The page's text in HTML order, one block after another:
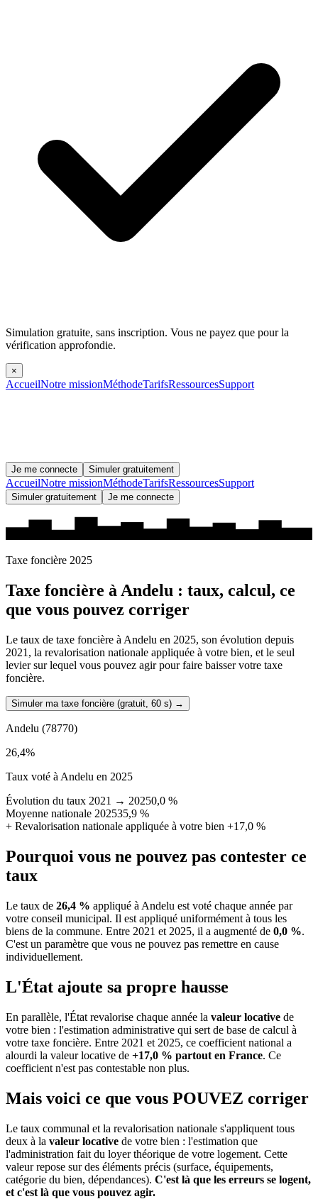
Simulation gratuite, sans inscription. Vous ne payez que pour la
vérification approfondie.
×
AccueilNotre missionMéthodeTarifsRessourcesSupport
Je me connecte Simuler gratuitement
AccueilNotre missionMéthodeTarifsRessourcesSupport
Simuler gratuitement Je me connecte
Taxe foncière 2025
Taxe foncière àAndelu : taux, calcul, ce
que vous pouvez corriger
Le taux de taxe foncière à Andelu en 2025, son évolution depuis
2021, la revalorisation nationale appliquée à votre bien, et le seul
levier sur lequel vous pouvez agir pour faire baisser votre taxe
foncière.
Simuler ma taxe foncière (gratuit, 60 s) →
Andelu (78770)
26,4%
Taux voté à Andelu en 2025
Évolution du taux 2021 → 20250,0 %
Moyenne nationale 202535,9 %
+ Revalorisation nationale appliquée à votre bien +17,0 %
Pourquoi vous ne pouvez pas contester ce
taux
Le taux de 26,4 % appliqué à Andelu est voté chaque année par
votre conseil municipal. Il est appliqué uniformément à tous les
biens de la commune. Entre 2021 et 2025, il a augmenté de 0,0 %.
C'est un paramètre que vous ne pouvez pas remettre en cause
individuellement.
L'État ajoute sa propre hausse
En parallèle, l'État revalorise chaque année la valeur locative de
votre bien : l'estimation administrative qui sert de base de calcul à
votre taxe foncière. Entre 2021 et 2025, ce coefficient national a
alourdi la valeur locative de +17,0 % partout en France. Ce
coefficient n'est pas contestable non plus.
Mais voici ce que vous POUVEZ corriger
Le taux communal et la revalorisation nationale s'appliquent tous
deux à la valeur locative de votre bien : l'estimation que
l'administration fait du loyer théorique de votre logement. Cette
valeur repose sur des éléments précis (surface, équipements,
catégorie du bien, dépendances). C'est là que les erreurs se logent,
et c'est là que vous pouvez agir.